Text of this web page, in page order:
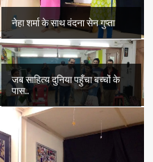
नेहा शर्मा के साथ वंदना सेन गुप्ता
जब साहित्य दुनिया पहुँचा बच्चों के
पास..